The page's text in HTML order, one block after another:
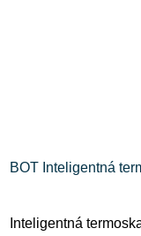
BOT Inteligentná
Inteligentná